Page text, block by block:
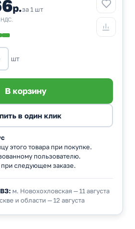
р.за 1 шт
НДС.
шт
этого товара при покупке.
пользователю.
при следующем заказе.
м. Новохохловская — 11 августа
и области — 12 августа